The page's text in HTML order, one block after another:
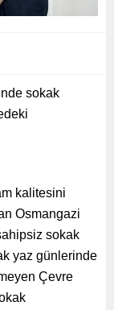
sokak
kalitesini
Osmangazi
sokak
yaz günlerinde
Çevre